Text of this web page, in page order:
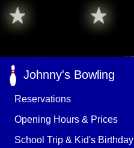
Johnny's Bowling
Reservations
Opening Hours & Prices
School Trip & Kid's Birthday